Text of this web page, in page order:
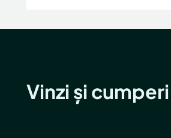
Vinzi și